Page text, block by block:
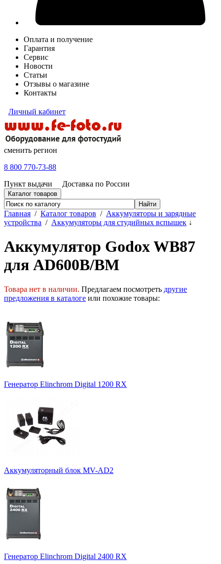
Оплата и получение
Гарантия
Сервис
Новости
Статьи
Отзывы о магазине
Контакты
Личный кабинет
сменить регион
8 800 770-73-88
Пункт выдачи
Доставка по России
Каталог товаров
Главная / Каталог товаров / Аккумуляторы и зарядные
устройства / Аккумуляторы для студийных вспышек ↓
Аккумулятор Godox WB87
для AD600B/BM
Товара нет в наличии. Предлагаем посмотреть другие
предложения в каталоге или похожие товары:
Генератор Elinchrom Digital 1200 RX
Аккумуляторный блок MV-AD2
Генератор Elinchrom Digital 2400 RX